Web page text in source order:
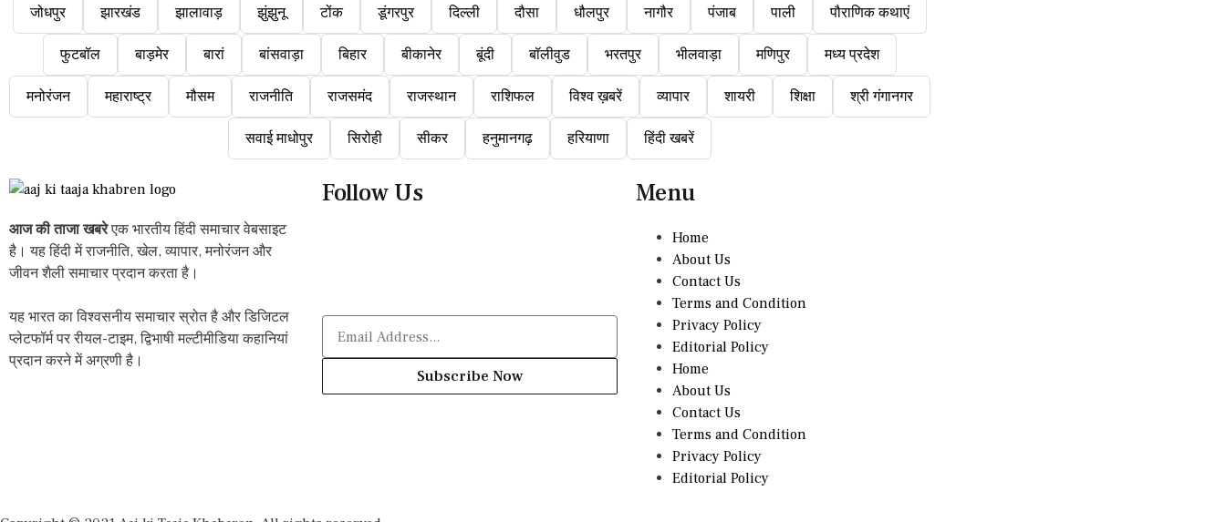
जोधपुर झारखंड झालावाड़ झुंझुनू टोंक डूंगरपुर दिल्ली दौसा धौलपुर नागौर पंजाब पाली पौराणिक कथाएं
फुटबॉल बाड़मेर बारां बांसवाड़ा बिहार बीकानेर बूंदी बॉलीवुड भरतपुर भीलवाड़ा मणिपुर मध्य प्रदेश
मनोरंजन महाराष्ट्र मौसम राजनीति राजसमंद राजस्थान राशिफल विश्व ख़बरें व्यापार शायरी शिक्षा श्री गंगानगर
सवाई माधोपुर सिरोही सीकर हनुमानगढ़ हरियाणा हिंदी खबरें
आज की ताजा खबरेएक भारतीय हिंदी समाचार वेबसाइट
है। यह हिंदी में राजनीति, खेल, व्यापार, मनोरंजन और
जीवन शैली समाचार प्रदान करता है।
यह भारत का विश्वसनीय समाचार स्रोत है और डिजिटल
प्लेटफॉर्म पर रीयल-टाइम, द्विभाषी मल्टीमीडिया कहानियां
प्रदान करने में अग्रणी है।
Follow Us
Subscribe Now
Menu
Home
About Us
Contact Us
Terms and Condition
Privacy Policy
Editorial Policy
Home
About Us
Contact Us
Terms and Condition
Privacy Policy
Editorial Policy